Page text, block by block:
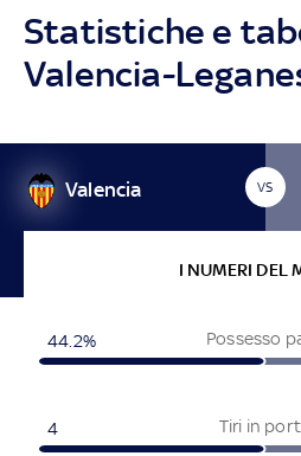
Statistiche e
Valencia-
Valencia VS
I NUMERI DEL
Possesso
44.2%
Tiri in
4